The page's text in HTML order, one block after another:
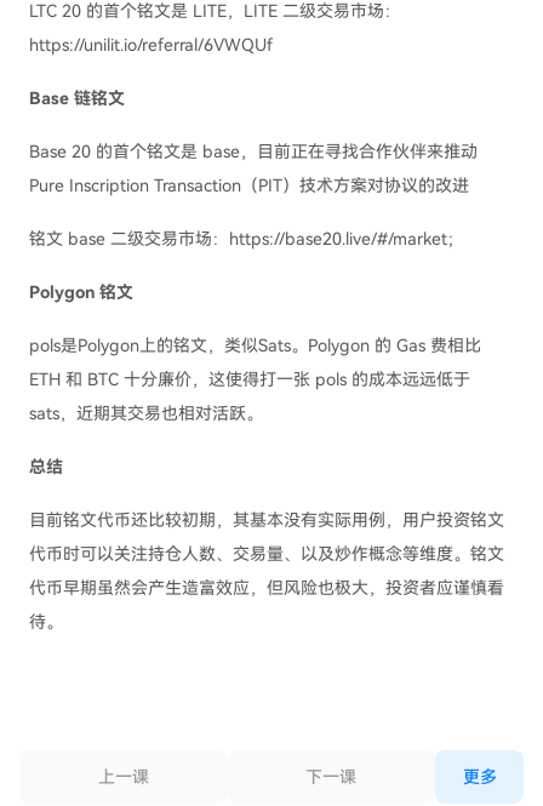
LTC 20 的首个铭文是 LITE，LITE 二级交易市场：
https://unilit.io/referral/6VWQUf
Base 链铭文
Base 20 的首个铭文是 base，目前正在寻找合作伙伴来推动
Pure Inscription Transaction（PIT）技术方案对协议的改进
铭文 base 二级交易市场：https://base20.live/#/market；
Polygon 铭文
pols是Polygon上的铭文，类似Sats。Polygon 的 Gas 费相比
ETH 和 BTC 十分廉价，这使得打一张 pols 的成本远远低于
sats，近期其交易也相对活跃。
总结
目前铭文代币还比较初期，其基本没有实际用例，用户投资铭文
代币时可以关注持仓人数、交易量、以及炒作概念等维度。铭文
代币早期虽然会产生造富效应，但风险也极大，投资者应谨慎看
待。
上一课 下一课 更多